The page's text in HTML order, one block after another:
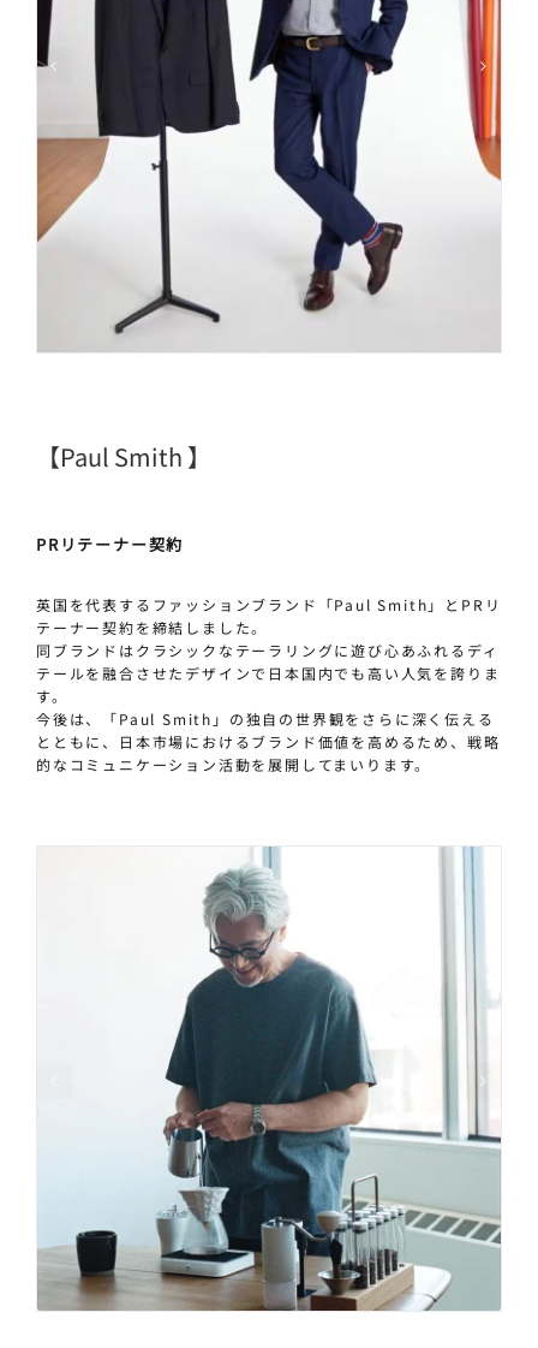
【Paul Smith 】
PRリテーナー契約
英国を代表するファッションブランド「Paul Smith」とPRリ
テーナー契約を締結しました。
同ブランドはクラシックなテーラリングに遊び心あふれるディ
テールを融合させたデザインで日本国内でも高い人気を誇りま
す。
今後は、「Paul Smith」の独自の世界観をさらに深く伝える
とともに、日本市場におけるブランド価値を高めるため、戦略
的なコミュニケーション活動を展開してまいります。